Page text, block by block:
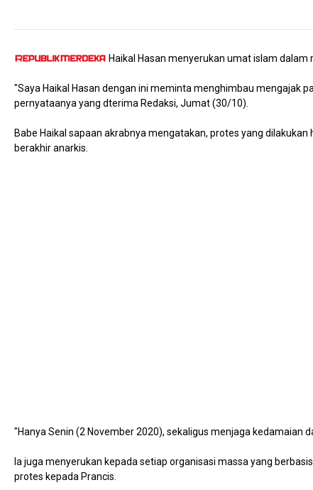
Haikal Hasan menyerukan umat islam
"Saya Haikal Hasan dengan ini meminta menghimbau mengajak
pernyataanya yang dterima Redaksi, Jumat (30/10).
Babe Haikal sapaan akrabnya mengatakan, protes yang
berakhir anarkis.
"Hanya Senin (2 November 2020), sekaligus menjaga kedamaian
Ia juga menyerukan kepada setiap organisasi massa yang
protes kepada Prancis.